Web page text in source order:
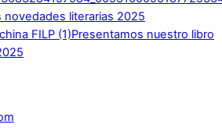
literarias 2025
Presentamos nuestro libro